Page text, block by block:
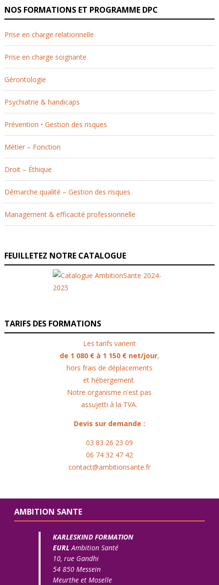
NOS FORMATIONS ET PROGRAMME DPC
Prise en charge relationnelle
Prise en charge soignante
Gérontologie
Psychiatrie & handicaps
Prévention • Gestion des risques
Métier – Fonction
Droit – Éthique
Démarche qualité – Gestion des risques
Management & efficacité professionnelle
FEUILLETEZ NOTRE CATALOGUE
TARIFS DES FORMATIONS
Les tarifs varient
de 1 080 € à 1 150 € net/jour,
hors frais de déplacements
et hébergement.
Notre organisme n'est pas
assujetti à la TVA.
Devis sur demande :
03 83 26 23 09
06 74 32 47 42
contact@ambitionsante.fr
AMBITION SANTE
KARLESKIND FORMATION
EURLAmbition Santé
10, rue Gandhi
54 850 Messein
Meurthe et Moselle